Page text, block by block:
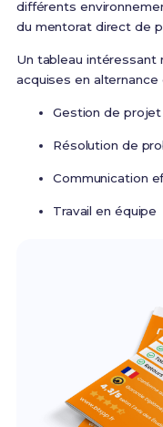
différents
du mentorat direct de
Un tableau
acquises en alternance
Gestion de projet
Résolution de
Communication
Travail en équipe